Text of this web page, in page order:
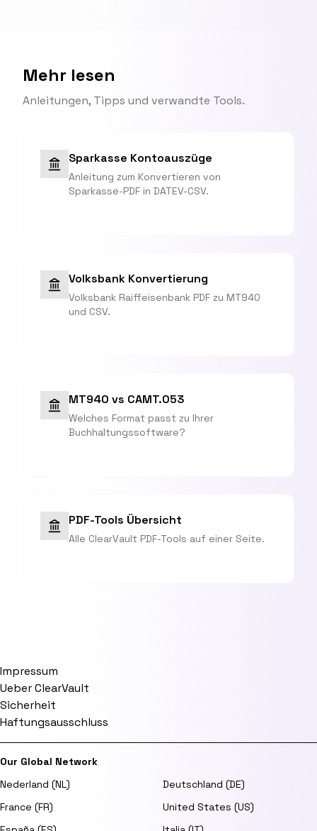
Mehr lesen
Anleitungen, Tipps und verwandte Tools.
Sparkasse Kontoauszüge
Anleitung zum Konvertieren von
Sparkasse-PDF in DATEV-CSV.
Volksbank Konvertierung
Volksbank Raiffeisenbank PDF zu MT940
und CSV.
MT940 vs CAMT.053
Welches Format passt zu Ihrer
Buchhaltungssoftware?
PDF-Tools Übersicht
Alle ClearVault PDF-Tools auf einer Seite.
Impressum
Ueber ClearVault
Sicherheit
Haftungsausschluss
Our Global Network
Nederland (NL)
Deutschland (DE)
France (FR)
United States (US)